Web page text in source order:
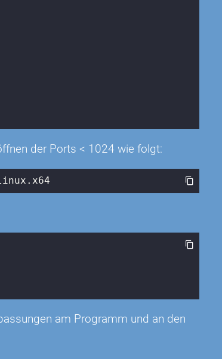
der Ports < 1024 wie folgt:
am Programm und an den